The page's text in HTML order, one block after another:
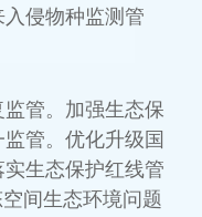
侵物种监测管
监管。加强生态保
管。优化升级国
生态保护红线管
间生态环境问题